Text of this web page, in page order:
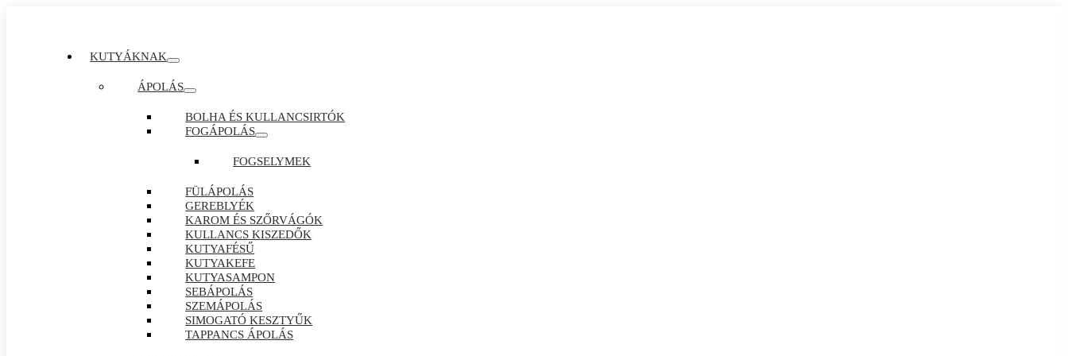
KUTYÁKNAK
ÁPOLÁS
BOLHA ÉS KULLANCSIRTÓK
FOGÁPOLÁS
FOGSELYMEK
FÜLÁPOLÁS
GEREBLYÉK
KAROM ÉS SZŐRVÁGÓK
KULLANCS KISZEDŐK
KUTYAFÉSŰ
KUTYAKEFE
KUTYASAMPON
SEBÁPOLÁS
SZEMÁPOLÁS
SIMOGATÓ KESZTYŰK
TAPPANCS ÁPOLÁS